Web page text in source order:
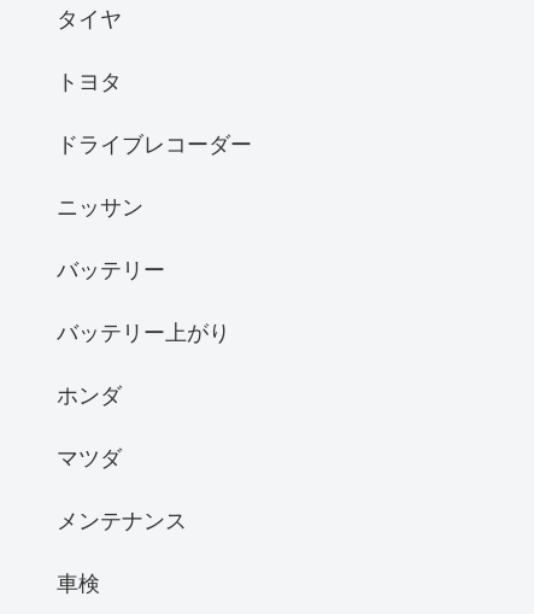
タイヤ
トヨタ
ドライブレコーダー
ニッサン
バッテリー
バッテリー上がり
ホンダ
マツダ
メンテナンス
車検